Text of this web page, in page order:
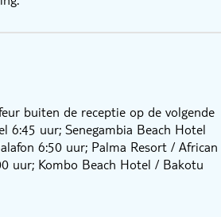
buiten de receptie op de volgende
6:45 uur; Senegambia Beach Hotel
6:50 uur; Palma Resort / African
uur; Kombo Beach Hotel / Bakotu